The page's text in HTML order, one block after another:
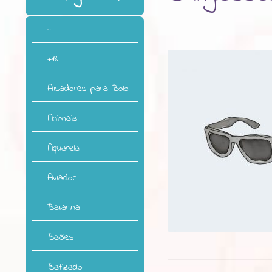
-
+18
Alisadores para Bolo
Animais
Aquarela
Aviador
Bailarina
Balões
Batizado